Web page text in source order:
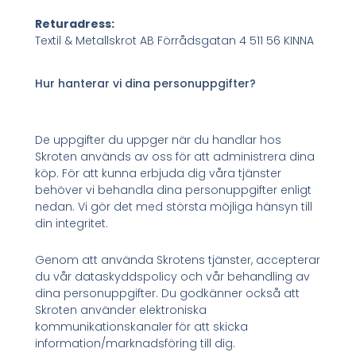
Returadress:
Textil & Metallskrot AB Förrådsgatan 4 511 56 KINNA
Hur hanterar vi dina personuppgifter?
De uppgifter du uppger när du handlar hos
Skroten används av oss för att administrera dina
köp. För att kunna erbjuda dig våra tjänster
behöver vi behandla dina personuppgifter enligt
nedan. Vi gör det med största möjliga hänsyn till
din integritet.
Genom att använda Skrotens tjänster, accepterar
du vår dataskyddspolicy och vår behandling av
dina personuppgifter. Du godkänner också att
Skroten använder elektroniska
kommunikationskanaler för att skicka
information/marknadsföring till dig.